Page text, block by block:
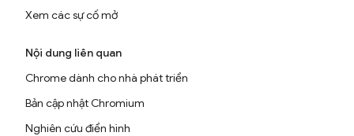
Xem các sự cố mở
Nội dung liên quan
Chrome dành cho nhà phát triển
Bản cập nhật Chromium
Nghiên cứu điển hình